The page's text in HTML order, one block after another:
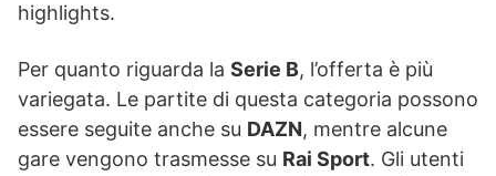
highlights.
Per quanto riguarda la Serie B, l’offerta è più
variegata. Le partite di questa categoria possono
essere seguite anche su DAZN, mentre alcune
gare vengono trasmesse su Rai Sport. Gli utenti